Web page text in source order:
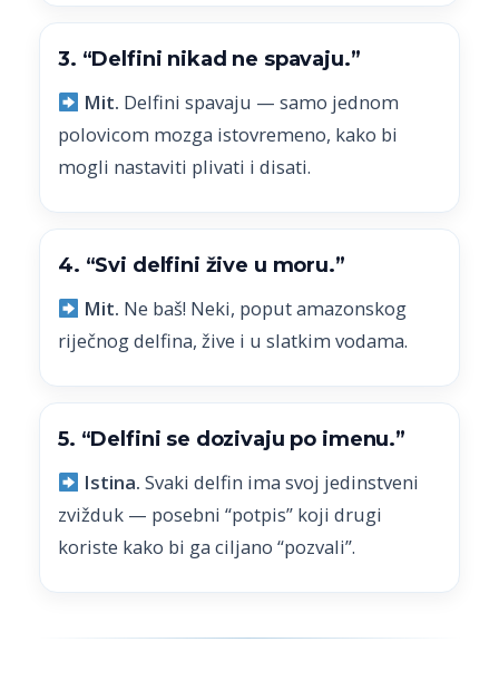
3. “Delfini nikad ne spavaju.”
Mit. Delfini spavaju — samo jednom
polovicom mozga istovremeno, kako bi
mogli nastaviti plivati i disati.
4. “Svi delfini žive u moru.”
Mit. Ne baš! Neki, poput amazonskog
riječnog delfina, žive i u slatkim vodama.
5. “Delfini se dozivaju po imenu.”
Istina. Svaki delfin ima svoj jedinstveni
zvižduk — posebni “potpis” koji drugi
koriste kako bi ga ciljano “pozvali”.